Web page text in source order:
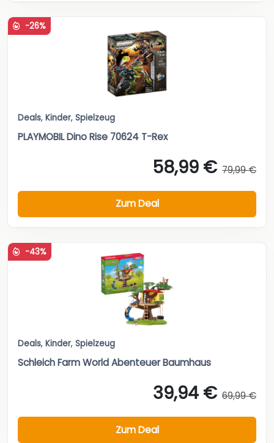
-26%
Deals, Kinder, Spielzeug
PLAYMOBIL Dino Rise 70624 T-Rex
58,99 € 79,99 €
Zum Deal
-43%
Deals, Kinder, Spielzeug
Schleich Farm World Abenteuer Baumhaus
39,94 € 69,99 €
Zum Deal